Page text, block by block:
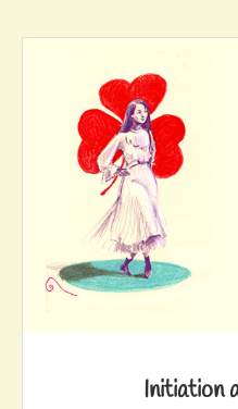
Initiation